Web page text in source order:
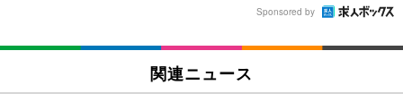
Sponsored by
関連ニュース